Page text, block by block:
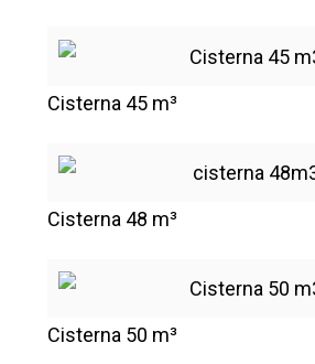
Cisterna 45 m³
Cisterna 48 m³
Cisterna 50 m³